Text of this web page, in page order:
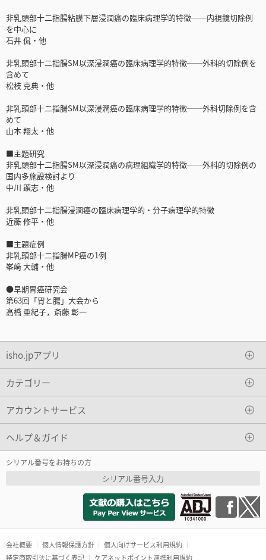
非乳頭部十二指腸粘膜下層浸潤癌の臨床病理学的特徴──内視鏡切除例
を中心に
石井 侃・他
非乳頭部十二指腸SM以深浸潤癌の臨床病理学的特徴──外科的切除例を
含めて
松枝 克典・他
非乳頭部十二指腸SM以深浸潤癌の臨床病理学的特徴──外科切除例を含
めて
山本 翔太・他
■主題研究
非乳頭部十二指腸SM以深浸潤癌の病理組織学的特徴──外科的切除例の
国内多施設検討より
中川 顕志・他
非乳頭部十二指腸浸潤癌の臨床病理学的・分子病理学的特徴
近藤 修平・他
■主題症例
非乳頭部十二指腸MP癌の1例
峯﨑 大輔・他
●早期胃癌研究会
第63回「胃と腸」大会から
高橋 亜紀子，斎藤 彰一
isho.jpアプリ
カテゴリー
アカウントサービス
ヘルプ＆ガイド
シリアル番号をお持ちの方
シリアル番号入力
会社概要 個人情報保護方針
個人向けサービス利用規約
特定商取引法に基づく表記
ケアネットポイント連携利用規約